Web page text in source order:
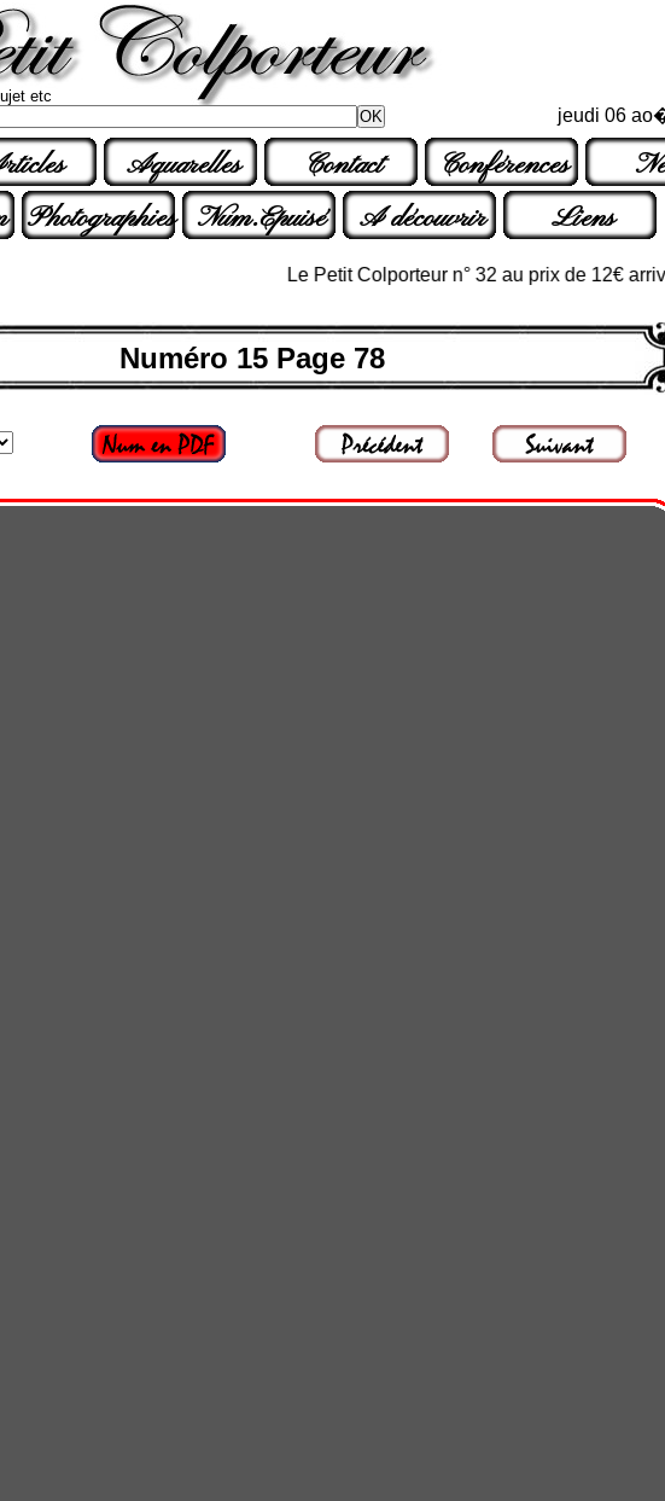
jeudi 06
etc
Aquarelles Contact Conférences
Photographies Num.Epuisé A découvrir Liens
Le Petit Colporteur n° 32 au prix de 12€ arrive
Numéro 15 Page 78